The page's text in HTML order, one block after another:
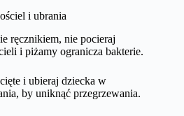
i ubrania
ręcznikiem, nie pocieraj
i piżamy ogranicza bakterie.
i ubieraj dziecka w
by uniknąć przegrzewania.